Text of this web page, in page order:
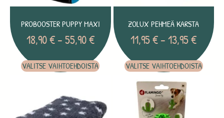
PROBOOSTER PUPPY MAXI
18,90€ –55,90€
VALITSE VAIHTOEHDOISTA
ZOLUX PEHMEÄ KARSTA
11,95€– 13,95€
VALITSE VAIHTOEHDOISTA